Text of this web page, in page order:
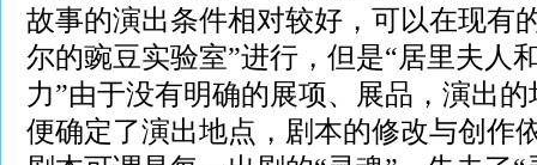
故事的演出条件相对较好，可以在现有
尔的豌豆实验室”进行，但是“居里夫人
力”由于没有明确的展项、展品，演出
便确定了演出地点，剧本的修改与创作